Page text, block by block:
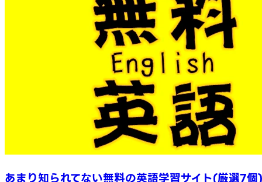
あまり知られてない無料の英語学習サイト(厳選7個)